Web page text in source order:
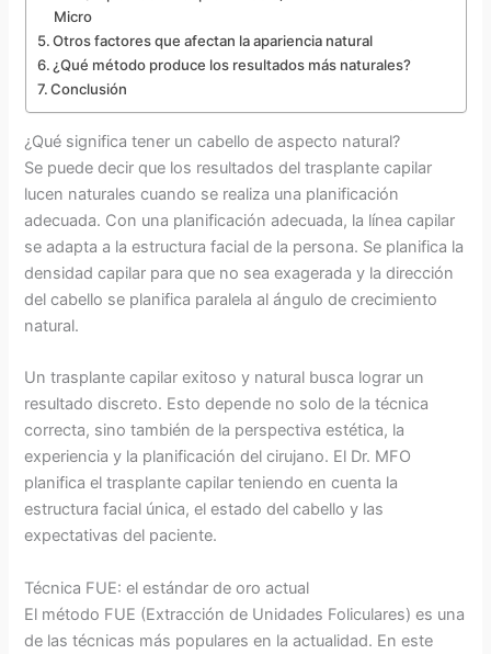
Micro
Otros factores que afectan la apariencia natural
¿Qué método produce los resultados más naturales?
Conclusión
¿Qué significa tener un cabello de aspecto natural?
Se puede decir que los resultados del trasplante capilar
lucen naturales cuando se realiza una planificación
adecuada. Con una planificación adecuada, la línea capilar
se adapta a la estructura facial de la persona. Se planifica la
densidad capilar para que no sea exagerada y la dirección
del cabello se planifica paralela al ángulo de crecimiento
natural.
Un trasplante capilar exitoso y natural busca lograr un
resultado discreto. Esto depende no solo de la técnica
correcta, sino también de la perspectiva estética, la
experiencia y la planificación del cirujano. El Dr. MFO
planifica el trasplante capilar teniendo en cuenta la
estructura facial única, el estado del cabello y las
expectativas del paciente.
Técnica FUE: el estándar de oro actual
El método FUE (Extracción de Unidades Foliculares) es una
de las técnicas más populares en la actualidad. En este